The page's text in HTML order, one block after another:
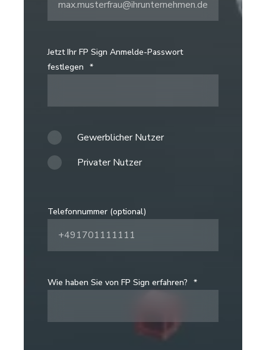
Jetzt Ihr FP Sign Anmelde-Passwort
festlegen *
Gewerblicher Nutzer
Privater Nutzer
Telefonnummer (optional)
Wie haben Sie von FP Sign erfahren? *